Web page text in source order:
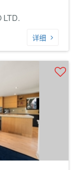
LTD.
详细